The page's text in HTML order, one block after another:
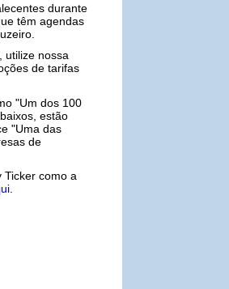
durante
têm agendas
utilize nossa
de tarifas
"Um dos 100
estão
"Uma das
de
Ticker como a